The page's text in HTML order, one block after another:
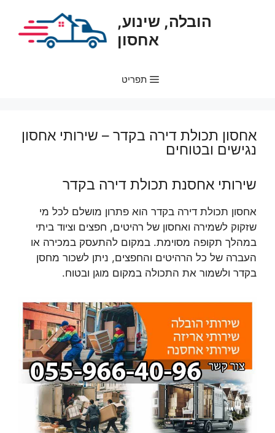
הובלה, שינוע,
אחסון
תפריט
אחסון תכולת דירה בקדר – שירותי אחסון
נגישים ובטוחים
שירותי אחסנת תכולת דירה בקדר
אחסון תכולת דירה בקדר הוא פתרון מושלם לכל מי
שזקוק לשמירה ואחסון של רהיטים, חפצים וציוד ביתי
במהלך תקופה מסוימת. במקום להתעסק במכירה או
העברה של כל הרהיטים והחפצים, ניתן לשכור מחסן
בקדר ולשמור את התכולה במקום מוגן ובטוח.